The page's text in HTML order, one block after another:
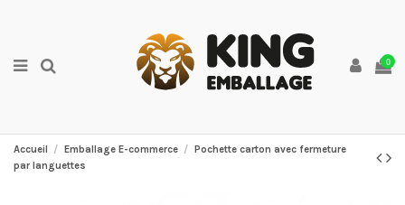
0
Accueil Emballage E-commerce
Pochette carton avec fermeture
par languettes